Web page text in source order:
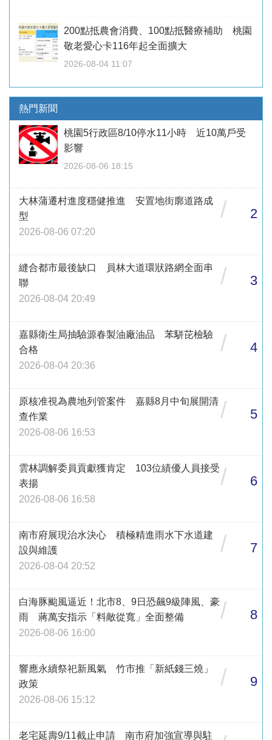
200點抵農會消費、100點抵醫療補助 桃園
敬老愛心卡116年起全面擴大
2026-08-04 11:07
熱門新聞
桃園5行政區8/10停水11小時 近10萬戶受
影響
2026-08-06 18:15
大林蒲遷村進度穩健推進 安置地街廓道路成
型
2026-08-06 07:20
/ 2
縫合都市最後缺口 員林大道環狀路網全面串
聯
2026-08-04 20:49
/ 3
嘉縣衛生局抽驗源春製油廠油品 苯駢芘檢驗
合格
2026-08-04 20:36
/ 4
原核准視為農地列管案件 嘉縣8月中旬展開清
查作業
2026-08-06 16:53
/ 5
雲林調解委員貢獻獲肯定 103位績優人員接受
表揚
2026-08-06 16:58
/ 6
南市府展現治水決心 積極精進雨水下水道建
設與維護
2026-08-04 20:52
/ 7
白海豚颱風逼近！北市8、9日恐飆9級陣風、豪
雨 蔣萬安指示「料敵從寬」全面整備
2026-08-06 16:00
/ 8
響應永續祭祀新風氣 竹市推「新紙錢三燒」
政策
2026-08-06 15:12
/ 9
老宅延壽9/11截止申請 南市府加強宣導與駐